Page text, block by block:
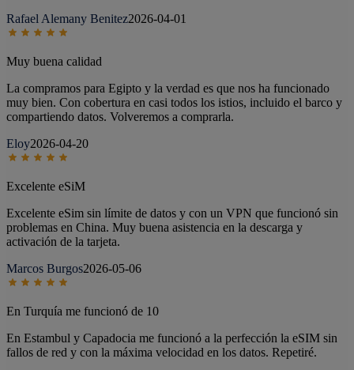
Rafael Alemany Benitez2026-04-01
Muy buena calidad
La compramos para Egipto y la verdad es que nos ha funcionado
muy bien. Con cobertura en casi todos los istios, incluido el barco y
compartiendo datos. Volveremos a comprarla.
Eloy2026-04-20
Excelente eSiM
Excelente eSim sin límite de datos y con un VPN que funcionó sin
problemas en China. Muy buena asistencia en la descarga y
activación de la tarjeta.
Marcos Burgos2026-05-06
En Turquía me funcionó de 10
En Estambul y Capadocia me funcionó a la perfección la eSIM sin
fallos de red y con la máxima velocidad en los datos. Repetiré.